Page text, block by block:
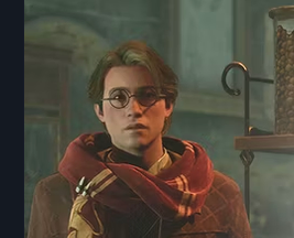
Müzik Oyun
Nvidia Assassin's
Zaman Çarkı Haberleri